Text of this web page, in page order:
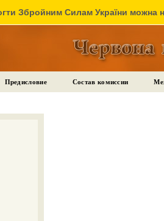
Збройним Силам України можна
Предисловие Состав комиссии